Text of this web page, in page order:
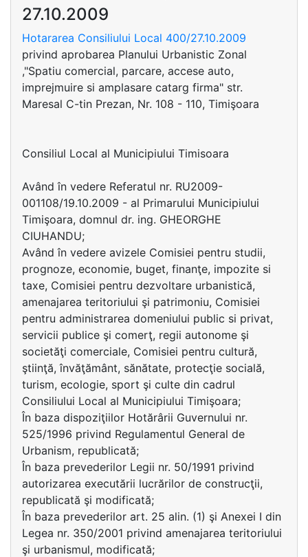
27.10.2009
Hotararea Consiliului Local 400/27.10.2009
privind aprobarea Planului Urbanistic Zonal
,"Spatiu comercial, parcare, accese auto,
imprejmuire si amplasare catarg firma" str.
Maresal C-tin Prezan, Nr. 108 - 110, Timişoara
Consiliul Local al Municipiului Timisoara
Având în vedere Referatul nr. RU2009-
001108/19.10.2009 - al Primarului Municipiului
Timişoara, domnul dr. ing. GHEORGHE
CIUHANDU;
Având în vedere avizele Comisiei pentru studii,
prognoze, economie, buget, finanţe, impozite si
taxe, Comisiei pentru dezvoltare urbanistică,
amenajarea teritoriului şi patrimoniu, Comisiei
pentru administrarea domeniului public si privat,
servicii publice şi comerţ, regii autonome şi
societăţi comerciale, Comisiei pentru cultură,
ştiinţă, învăţământ, sănătate, protecţie socială,
turism, ecologie, sport şi culte din cadrul
Consiliului Local al Municipiului Timişoara;
În baza dispoziţiilor Hotărârii Guvernului nr.
525/1996 privind Regulamentul General de
Urbanism, republicată;
În baza prevederilor Legii nr. 50/1991 privind
autorizarea executării lucrărilor de construcţii,
republicată şi modificată;
În baza prevederilor art. 25 alin. (1) şi Anexei I din
Legea nr. 350/2001 privind amenajarea teritoriului
şi urbanismul, modificată;